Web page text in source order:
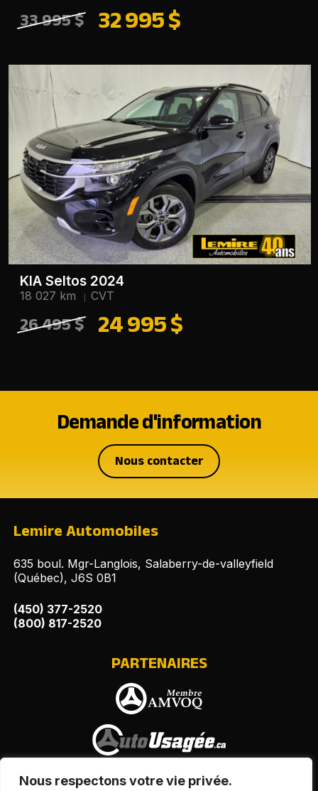
Nous respectons votre vie privée.
33 995 $ 32 995 $
KIA Seltos 2024
18 027 km CVT
26 495 $ 24 995 $
Demande d'information
Nous contacter
Lemire Automobiles
635 boul. Mgr-Langlois, Salaberry-de-valleyfield
(Québec), J6S 0B1
(450) 377-2520
(800) 817-2520
PARTENAIRES